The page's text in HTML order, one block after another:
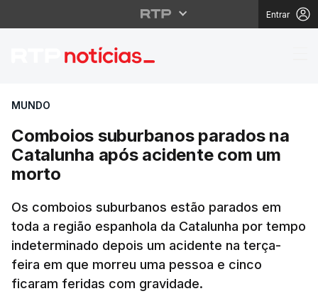
Entrar
Comboios
MUNDO
Comboios suburbanos parados na
Catalunha após acidente com um
morto
Os comboios suburbanos estão parados em
toda a região espanhola da Catalunha por tempo
indeterminado depois um acidente na terça-
feira em que morreu uma pessoa e cinco
ficaram feridas com gravidade.